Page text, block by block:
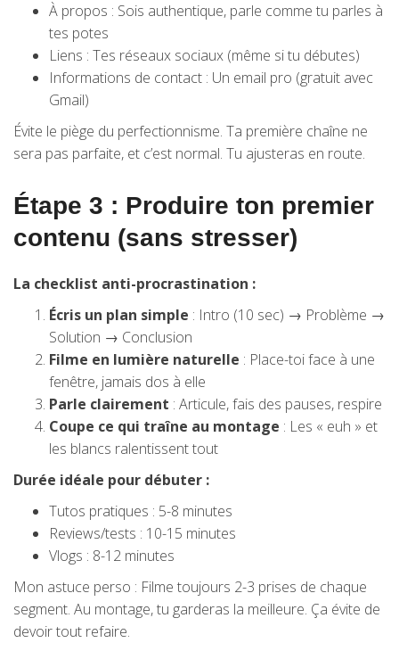
À propos : Sois authentique, parle comme tu parles à
tes potes
Liens : Tes réseaux sociaux (même si tu débutes)
Informations de contact : Un email pro (gratuit avec
Gmail)
Évite le piège du perfectionnisme. Ta première chaîne ne
sera pas parfaite, et c’est normal. Tu ajusteras en route.
Étape 3 : Produire ton premier
contenu (sans stresser)
La checklist anti-procrastination :
Écris un plan simple : Intro (10 sec) → Problème →
Solution → Conclusion
Filme en lumière naturelle : Place-toi face à une
fenêtre, jamais dos à elle
Parle clairement : Articule, fais des pauses, respire
Coupe ce qui traîne au montage : Les « euh » et
les blancs ralentissent tout
Durée idéale pour débuter :
Tutos pratiques : 5-8 minutes
Reviews/tests : 10-15 minutes
Vlogs : 8-12 minutes
Mon astuce perso : Filme toujours 2-3 prises de chaque
segment. Au montage, tu garderas la meilleure. Ça évite de
devoir tout refaire.